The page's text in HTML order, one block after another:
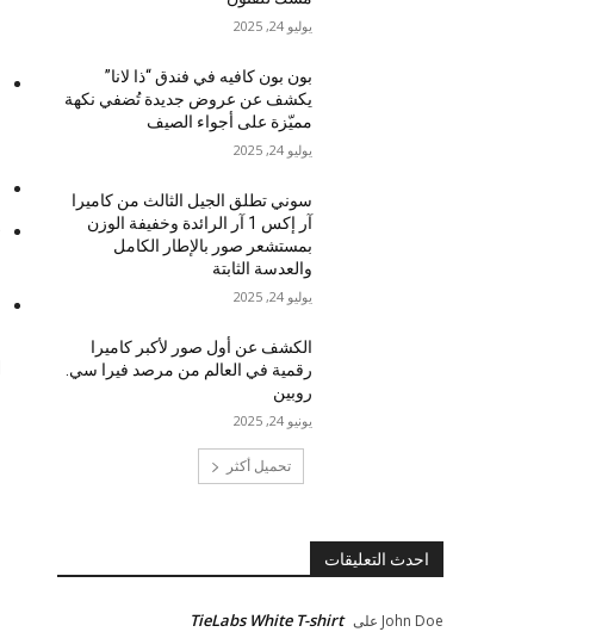
يوليو 24, 2025
بون بون كافيه في فندق “ذا لانا”
يكشف عن عروض جديدة تُضفي نكهة
مميّزة على أجواء الصيف
يوليو 24, 2025
سوني تطلق الجيل الثالث من كاميرا
آر إكس 1 آر الرائدة وخفيفة الوزن
بمستشعر صور بالإطار الكامل
والعدسة الثابتة
يوليو 24, 2025
الكشف عن أول صور لأكبر كاميرا
رقمية في العالم من مرصد فيرا سي.
روبين
يونيو 24, 2025
تحميل أكثر
احدث التعليقات
John Doe على TieLabs White T-shirt